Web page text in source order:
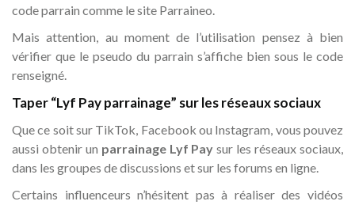
code parrain comme le site Parraineo.
Mais attention, au moment de l’utilisation pensez à bien
vérifier que le pseudo du parrain s’affiche bien sous le code
renseigné.
Taper “Lyf Pay parrainage” sur les réseaux sociaux
Que ce soit sur TikTok, Facebook ou Instagram, vous pouvez
aussi obtenir un parrainage Lyf Pay sur les réseaux sociaux,
dans les groupes de discussions et sur les forums en ligne.
Certains influenceurs n’hésitent pas à réaliser des vidéos